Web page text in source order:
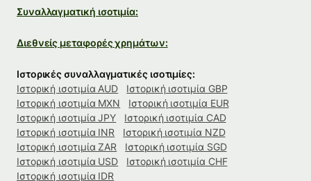
Συναλλαγματική ισοτιμία:
Διεθνείς μεταφορές χρημάτων:
Ιστορικές συναλλαγματικές ισοτιμίες:
Ιστορική ισοτιμία AUD
Ιστορική ισοτιμία GBP
Ιστορική ισοτιμία MXN
Ιστορική ισοτιμία EUR
Ιστορική ισοτιμία JPY
Ιστορική ισοτιμία CAD
Ιστορική ισοτιμία INR
Ιστορική ισοτιμία NZD
Ιστορική ισοτιμία ZAR
Ιστορική ισοτιμία SGD
Ιστορική ισοτιμία USD
Ιστορική ισοτιμία CHF
Ιστορική ισοτιμία IDR